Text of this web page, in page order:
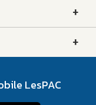
+
+
LesPAC